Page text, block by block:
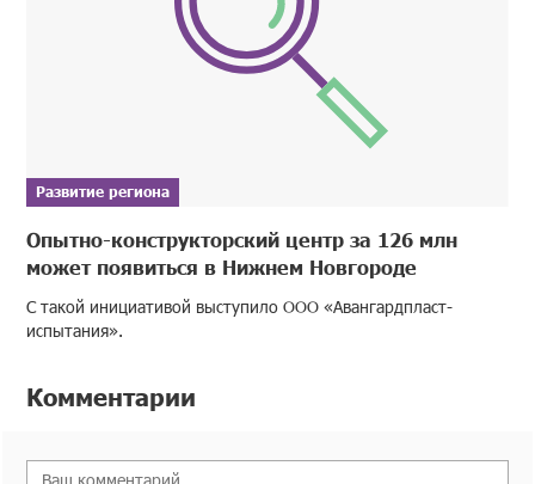
Развитие региона
Опытно-конструкторский центр за 126 млн
может появиться в Нижнем Новгороде
С такой инициативой выступило ООО «Авангардпласт-
испытания».
Комментарии